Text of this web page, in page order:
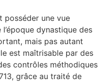
posséder une vue
dynastique des
mais pas autant
est maîtrisable par des
contrôles méthodiques
grâce au traité de